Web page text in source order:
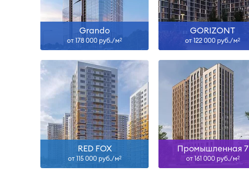
Grando
от 178 000 руб./м2
GORIZONT
от 122 000 руб./м2
RED FOX
от 115 000 руб./м2
Узнать больше
Промышленная 7
от 161 000 руб./м2
Узнать больше